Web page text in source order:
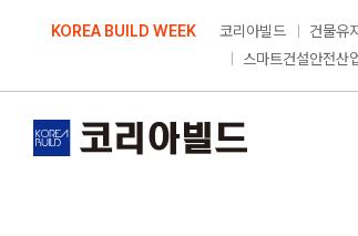
KOREA BUILD WEEK 코리아빌드 건물유
스마트건설안전산